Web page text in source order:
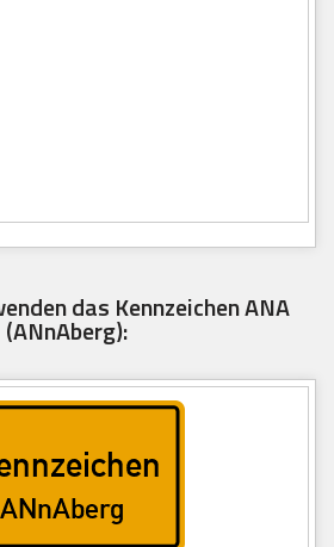
das Kennzeichen ANA
(ANnAberg):